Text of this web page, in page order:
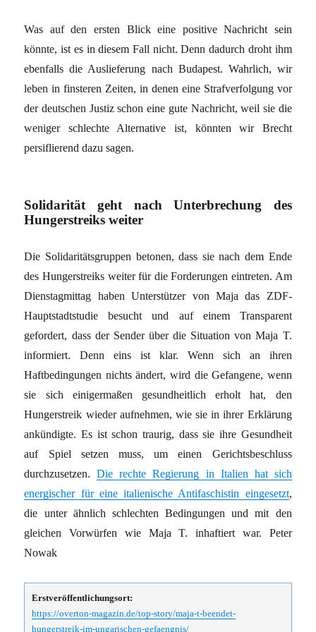
Was auf den ersten Blick eine positive Nachricht sein
könnte, ist es in diesem Fall nicht. Denn dadurch droht ihm
ebenfalls die Auslieferung nach Budapest. Wahrlich, wir
leben in finsteren Zeiten, in denen eine Strafverfolgung vor
der deutschen Justiz schon eine gute Nachricht, weil sie die
weniger schlechte Alternative ist, könnten wir Brecht
persiflierend dazu sagen.
Solidarität geht nach Unterbrechung des
Hungerstreiks weiter
Die Solidaritätsgruppen betonen, dass sie nach dem Ende
des Hungerstreiks weiter für die Forderungen eintreten. Am
Dienstagmittag haben Unterstützer von Maja das ZDF-
Hauptstadtstudie besucht und auf einem Transparent
gefordert, dass der Sender über die Situation von Maja T.
informiert. Denn eins ist klar. Wenn sich an ihren
Haftbedingungen nichts ändert, wird die Gefangene, wenn
sie sich einigermaßen gesundheitlich erholt hat, den
Hungerstreik wieder aufnehmen, wie sie in ihrer Erklärung
ankündigte. Es ist schon traurig, dass sie ihre Gesundheit
auf Spiel setzen muss, um einen Gerichtsbeschluss
durchzusetzen.Die rechte Regierung in Italien hat sich
energischer für eine italienische Antifaschistin eingesetzt,
die unter ähnlich schlechten Bedingungen und mit den
gleichen Vorwürfen wie Maja T. inhaftiert war. Peter
Nowak
Erstveröffentlichungsort:
https://overton-magazin.de/top-story/maja-t-beendet-
hungerstreik-im-ungarischen-gefaengnis/